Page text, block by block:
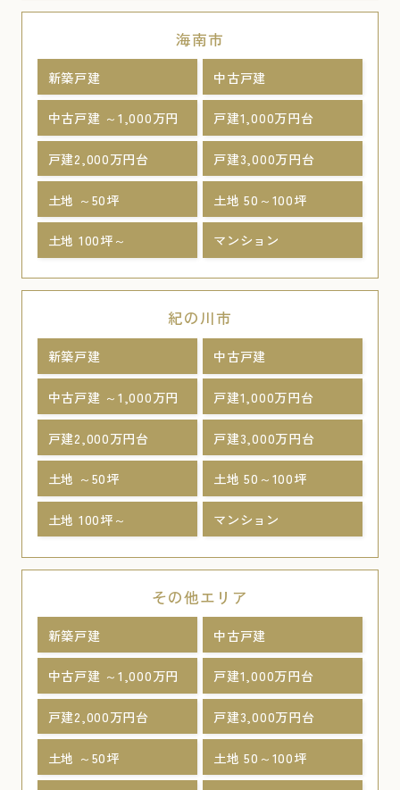
海南市
新築戸建 中古戸建
中古戸建 ～1,000万円 戸建1,000万円台
戸建2,000万円台 戸建3,000万円台
土地 ～50坪 土地 50～100坪
土地 100坪～ マンション
紀の川市
新築戸建 中古戸建
中古戸建 ～1,000万円 戸建1,000万円台
戸建2,000万円台 戸建3,000万円台
土地 ～50坪 土地 50～100坪
土地 100坪～ マンション
その他エリア
新築戸建 中古戸建
中古戸建 ～1,000万円 戸建1,000万円台
戸建2,000万円台 戸建3,000万円台
土地 ～50坪 土地 50～100坪